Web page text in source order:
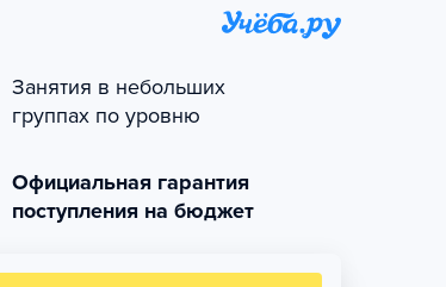
Занятия в небольших
группах по уровню
Официальная гарантия
поступления на бюджет